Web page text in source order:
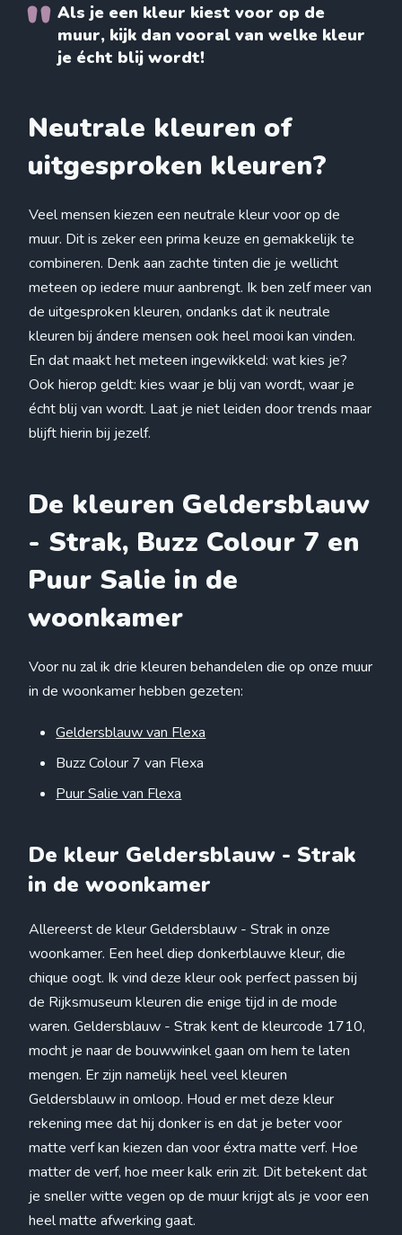
Als je een kleur kiest voor op de
muur, kijk dan vooral van welke kleur
je écht blij wordt!
Neutrale kleuren of
uitgesproken kleuren?
Veel mensen kiezen een neutrale kleur voor op de
muur. Dit is zeker een prima keuze en gemakkelijk te
combineren. Denk aan zachte tinten die je wellicht
meteen op iedere muur aanbrengt. Ik ben zelf meer van
de uitgesproken kleuren, ondanks dat ik neutrale
kleuren bij ándere mensen ook heel mooi kan vinden.
En dat maakt het meteen ingewikkeld: wat kies je?
Ook hierop geldt: kies waar je blij van wordt, waar je
écht blij van wordt. Laat je niet leiden door trends maar
blijft hierin bij jezelf.
De kleuren Geldersblauw
- Strak, Buzz Colour 7 en
Puur Salie in de
woonkamer
Voor nu zal ik drie kleuren behandelen die op onze muur
in de woonkamer hebben gezeten:
Geldersblauw van Flexa
Buzz Colour 7 van Flexa
Puur Salie van Flexa
De kleur Geldersblauw - Strak
in de woonkamer
Allereerst de kleur Geldersblauw - Strak in onze
woonkamer. Een heel diep donkerblauwe kleur, die
chique oogt. Ik vind deze kleur ook perfect passen bij
de Rijksmuseum kleuren die enige tijd in de mode
waren. Geldersblauw - Strak kent de kleurcode 1710,
mocht je naar de bouwwinkel gaan om hem te laten
mengen. Er zijn namelijk heel veel kleuren
Geldersblauw in omloop. Houd er met deze kleur
rekening mee dat hij donker is en dat je beter voor
matte verf kan kiezen dan voor éxtra matte verf. Hoe
matter de verf, hoe meer kalk erin zit. Dit betekent dat
je sneller witte vegen op de muur krijgt als je voor een
heel matte afwerking gaat.